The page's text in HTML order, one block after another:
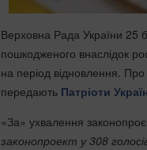
Верховна Рада України 25
пошкодженого внаслідок
на період відновлення.
передають Патріоти
«За» ухвалення
законопроект у 308